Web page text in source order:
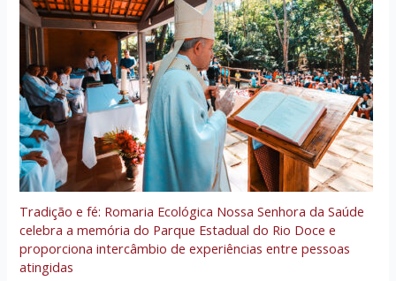
Tradição e fé: Romaria Ecológica Nossa Senhora da Saúde
celebra a memória do Parque Estadual do Rio Doce e
proporciona intercâmbio de experiências entre pessoas
atingidas